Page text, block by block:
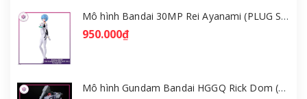
Mô hình Bandai 30MP Rei Ayanami (PLUG SUIT Ver.) – Evangelion [GDB] [30MP]
950.000₫
Mô hình Gundam Bandai HGGQ Rick Dom (Gaia / Ortega) 1/144 [GDB] [BHG]